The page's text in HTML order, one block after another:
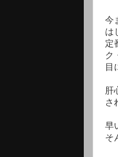
今
は
定
ク
目
肝
さ
早
そ